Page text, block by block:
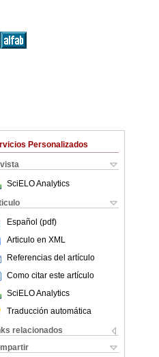
Personalizados
SciELO Analytics
Español (pdf)
Articulo en XML
Referencias del artículo
Como citar este artículo
SciELO Analytics
Traducción automática
relacionados